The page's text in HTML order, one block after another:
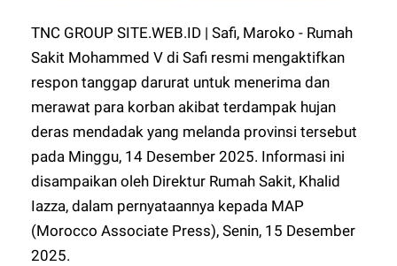
TNC GROUP SITE.WEB.ID | Safi, Maroko - Rumah
Sakit Mohammed V di Safi resmi mengaktifkan
respon tanggap darurat untuk menerima dan
merawat para korban akibat terdampak hujan
deras mendadak yang melanda provinsi tersebut
pada Minggu, 14 Desember 2025. Informasi ini
disampaikan oleh Direktur Rumah Sakit, Khalid
Iazza, dalam pernyataannya kepada MAP
(Morocco Associate Press), Senin, 15 Desember
2025.